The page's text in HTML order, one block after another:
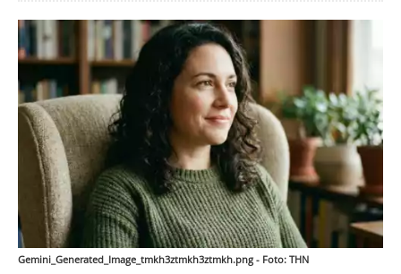
Gemini_Generated_Image_tmkh3ztmkh3ztmkh.png - Foto: THN